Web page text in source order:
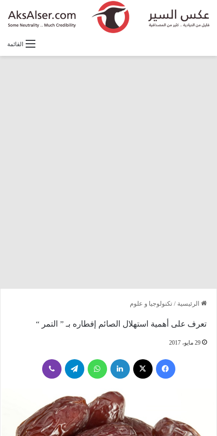
القائمة
الرئيسية / تكنولوجيا و علوم
تعرف على أهمية استهلال الصائم إفطاره بـ ” التمر “
29 مايو، 2017
فيسبوك لينكدإن واتساب تيلقرام